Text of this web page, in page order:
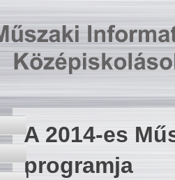
A 2014-es
programja